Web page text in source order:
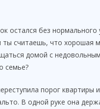
остался без нормального
ты считаешь, что хорошая
домой с
семье?
порог квартиры
В одной руке она